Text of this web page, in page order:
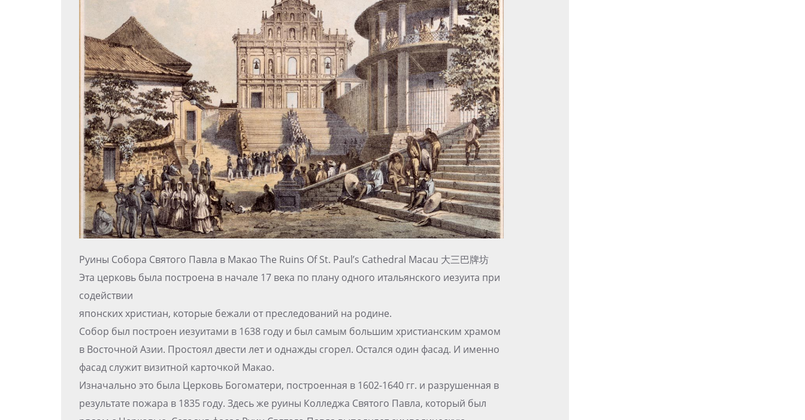
Руины Собора Святого Павла в Макао The Ruins Of St. Paul’s Cathedral Macau 大三巴牌坊
Эта церковь была построена в начале 17 века по плану одного итальянского иезуита при
содействии
японских христиан, которые бежали от преследований на родине.
Собор был построен иезуитами в 1638 году и был самым большим христианским храмом
в Восточной Азии. Простоял двести лет и однажды сгорел. Остался один фасад. И именно
фасад служит визитной карточкой Макао.
Изначально это была Церковь Богоматери, построенная в 1602-1640 гг. и разрушенная в
результате пожара в 1835 году. Здесь же руины Колледжа Святого Павла, который был